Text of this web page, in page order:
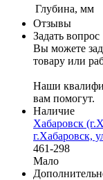
Глубина, мм
Отзывы
Задать вопрос
Вы можете
товару или
Наши
вам помогут.
Наличие
Хабаровск
г.Хабаровск,
461-298
Мало